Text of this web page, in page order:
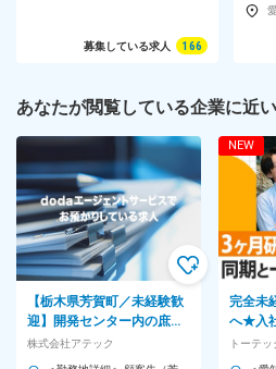
募集している求人 166
あなたが閲覧している企業に近
【栃木県芳賀町／未経験歓
迎】開発センター内の庶
務・事務業務 ※年休121日
／土日休／車通勤◎
株式会社アテック
NEW
完全未
へ★入
★IT業
けて、